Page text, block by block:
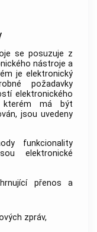
se posuzuje z
nástroje a
je elektronický
požadavky
elektronického
má být
jsou uvedeny
funkcionality
elektronické
přenos a
zpráv,